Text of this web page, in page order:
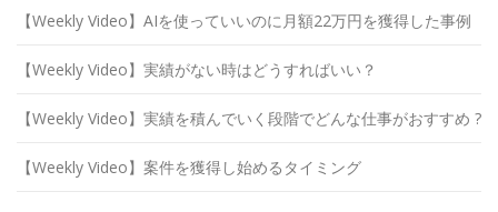
【Weekly Video】AIを使っていいのに月額22万円を獲得した事例
【Weekly Video】実績がない時はどうすればいい？
【Weekly Video】実績を積んでいく段階でどんな仕事がおすすめ ?
【Weekly Video】案件を獲得し始めるタイミング